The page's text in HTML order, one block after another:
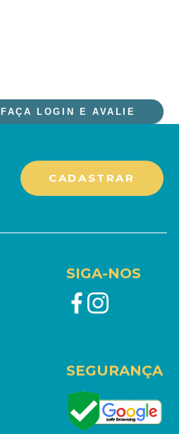
FAÇA LOGIN E AVALIE
SIGA-NOS
SEGURANÇA